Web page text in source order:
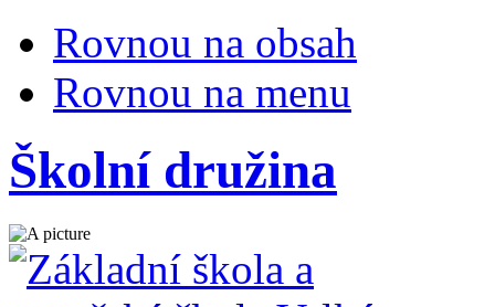
Rovnou na obsah
Rovnou na menu
Školní družina